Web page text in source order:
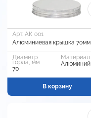
Арт. АК 001
Алюминиевая крышка 70мм
Диаметр
горла, мм
70
Материал
Алюминий
В корзину